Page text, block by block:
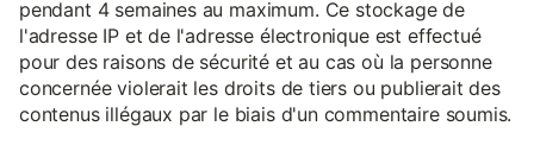
pendant 4 semaines au maximum. Ce stockage de
l'adresse IP et de l'adresse électronique est effectué
pour des raisons de sécurité et au cas où la personne
concernée violerait les droits de tiers ou publierait des
contenus illégaux par le biais d'un commentaire soumis.